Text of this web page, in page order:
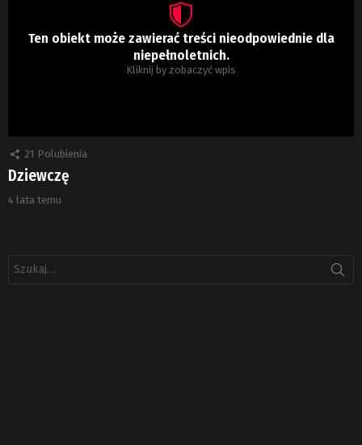
Ten obiekt może zawierać treści nieodpowiednie dla
niepełnoletnich.
Kliknij by zobaczyć wpis
21 Polubienia
Dziewczę
4 lata temu